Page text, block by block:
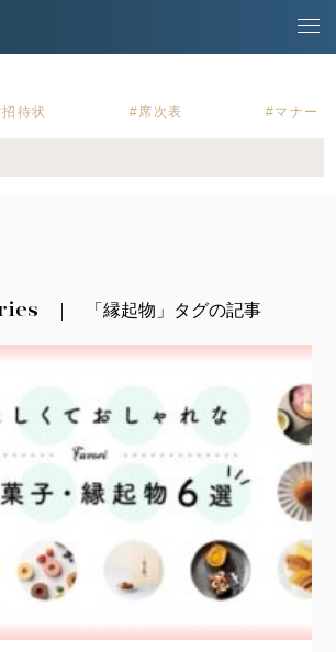
招待状 席次表 マナー
「縁起物」タグの記事